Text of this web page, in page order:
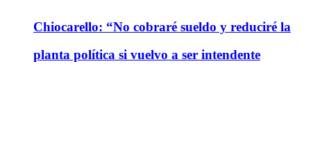
Chiocarello: “No cobraré sueldo y reduciré la
planta política si vuelvo a ser intendente